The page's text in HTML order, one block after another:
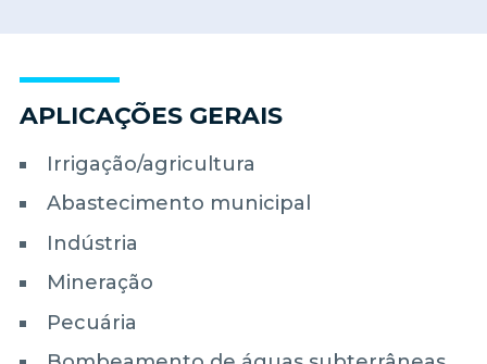
APLICAÇÕES GERAIS
Irrigação/agricultura
Abastecimento municipal
Indústria
Mineração
Pecuária